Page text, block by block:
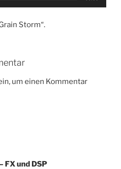
Storm“.
um einen Kommentar
FX und DSP